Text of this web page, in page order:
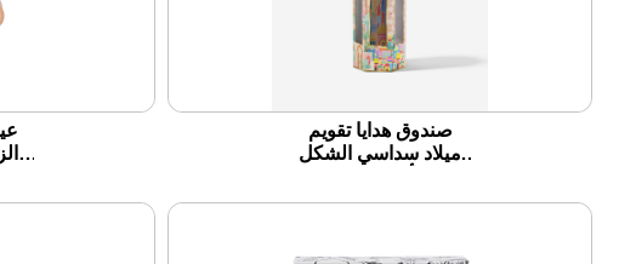
صندوق هدايا تقويم
ميلاد سداسي الشكل
خلال العطلات